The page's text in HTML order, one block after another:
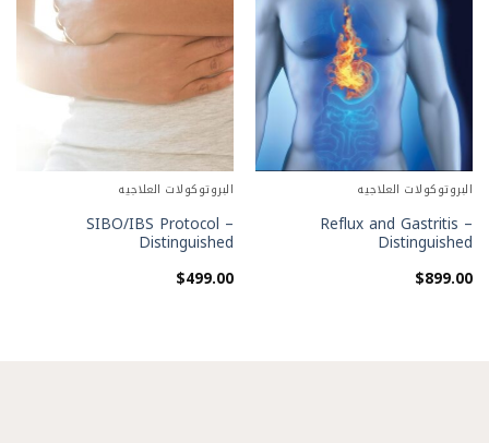
البروتوكولات العلاجيه
Reflux and Gastritis –
Distinguished
$899.00
البروتوكولات العلاجيه
SIBO/IBS Protocol –
Distinguished
$499.00